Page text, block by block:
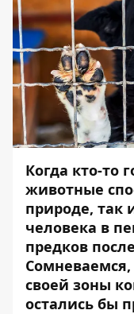
Когда кто-то
животные
природе, так
человека в
предков
своей зоны
остались бы